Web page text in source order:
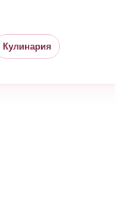
Кулинария